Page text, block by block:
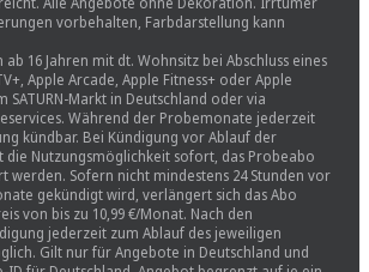
vorbehalten, Farbdarstellung kann
ab 16 Jahren mit dt. Wohnsitz bei Abschluss eines
Apple Arcade, Apple Fitness+ oder Apple
SATURN-Markt in Deutschland oder via
Während der Probemonate jederzeit
kündbar. Bei Kündigung vor Ablauf der
Nutzungsmöglichkeit sofort, das Probeabo
werden. Sofern nicht mindestens 24 Stunden vor
gekündigt wird, verlängert sich das Abo
von bis zu 10,99 €/Monat. Nach den
jederzeit zum Ablauf des jeweiligen
Gilt nur für Angebote in Deutschland und